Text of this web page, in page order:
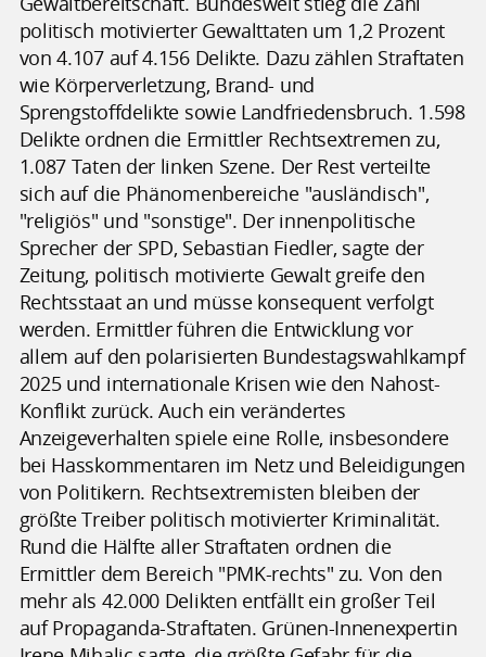
politisch motivierter Gewalttaten um 1,2 Prozent
von 4.107 auf 4.156 Delikte. Dazu zählen Straftaten
wie Körperverletzung, Brand- und
Sprengstoffdelikte sowie Landfriedensbruch. 1.598
Delikte ordnen die Ermittler Rechtsextremen zu,
1.087 Taten der linken Szene. Der Rest verteilte
sich auf die Phänomenbereiche "ausländisch",
"religiös" und "sonstige". Der innenpolitische
Sprecher der SPD, Sebastian Fiedler, sagte der
Zeitung, politisch motivierte Gewalt greife den
Rechtsstaat an und müsse konsequent verfolgt
werden. Ermittler führen die Entwicklung vor
allem auf den polarisierten Bundestagswahlkampf
2025 und internationale Krisen wie den Nahost-
Konflikt zurück. Auch ein verändertes
Anzeigeverhalten spiele eine Rolle, insbesondere
bei Hasskommentaren im Netz und Beleidigungen
von Politikern. Rechtsextremisten bleiben der
größte Treiber politisch motivierter Kriminalität.
Rund die Hälfte aller Straftaten ordnen die
Ermittler dem Bereich "PMK-rechts" zu. Von den
mehr als 42.000 Delikten entfällt ein großer Teil
auf Propaganda-Straftaten. Grünen-Innenexpertin